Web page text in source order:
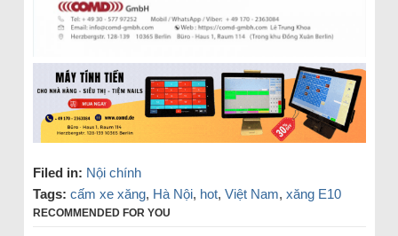
Filed in: Nội chính
Tags: cấm xe xăng, Hà Nội, hot, Việt Nam, xăng E10
RECOMMENDED FOR YOU